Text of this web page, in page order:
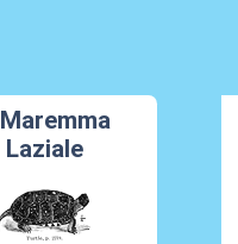
Maremma
Laziale